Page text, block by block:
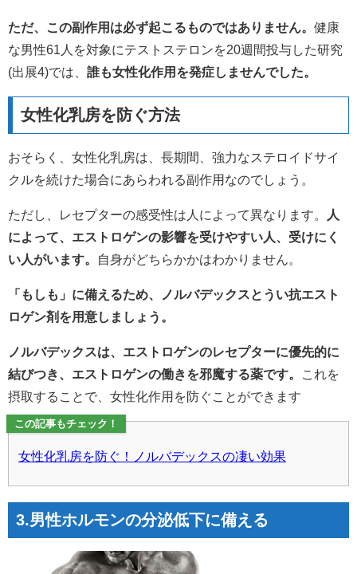
ただ、この副作用は必ず起こるものではありません。 健康
な男性61人を対象にテストステロンを20週間投与した研究
(出展4)では、 誰も女性化作用を発症しませんでした。
女性化乳房を防ぐ方法
おそらく、女性化乳房は、長期間、強力なステロイドサイ
クルを続けた場合にあらわれる副作用なのでしょう。
ただし、レセプターの感受性は人によって異なります。
人
によって、エストロゲンの影響を受けやすい人、受けにく
い人がいます。
自身がどちらかかはわかりません。
「もしも」に備えるため、ノルバデックスとうい抗エスト
ロゲン剤を用意しましょう。
ノルバデックスは、エストロゲンのレセプターに優先的に
結びつき、エストロゲンの働きを邪魔する薬です。
これを
摂取することで、女性化作用を防ぐことができます
この記事もチェック！
女性化乳房を防ぐ！ノルバデックスの凄い効果
3.男性ホルモンの分泌低下に備える